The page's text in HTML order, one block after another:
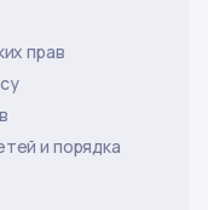
прав
и порядка